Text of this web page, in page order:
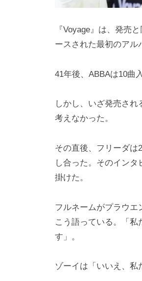
『Voyage』は、発売
ースされた最初のアル
41年後、ABBAは10曲
しかし、いざ発売さ
考えなかった。
その直後、フリーダは
し合った。そのイン
掛けた。
フルネームがプラウエ
こう語っている。「
す」。
ゾーイは「いいえ、私